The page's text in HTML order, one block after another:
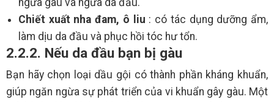
ngừa gàu và ngứa da đầu.
Chiết xuất nha đam, ô liu : có tác dụng dưỡng ẩm,
làm dịu da đầu và phục hồi tóc hư tổn.
2.2.2. Nếu da đầu bạn bị gàu
Bạn hãy chọn loại dầu gội có thành phần kháng khuẩn,
giúp ngăn ngừa sự phát triển của vi khuẩn gây gàu. Một